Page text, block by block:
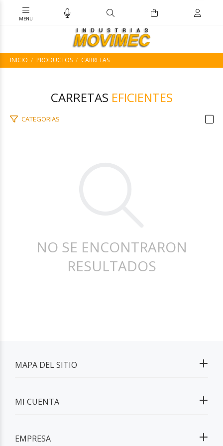
INICIO PRODUCTOS CARRETAS
CARRETAS EFICIENTES
CATEGORIAS
NO SE ENCONTRARON
RESULTADOS
MAPA DEL SITIO
MI CUENTA
EMPRESA